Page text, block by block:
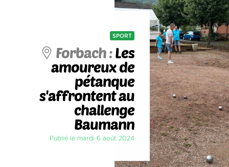
SPORT
Forbach :Les
amoureux de
pétanque
s'affrontent au
challenge
Baumann
Publié le mardi 6 août 2024